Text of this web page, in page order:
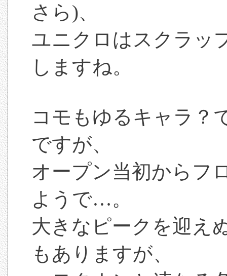
さら)、
ユニクロはスクラッ
しますね。
コモもゆるキャラ？
ですが、
オープン当初からフ
ようで…。
大きなピークを迎え
もありますが、